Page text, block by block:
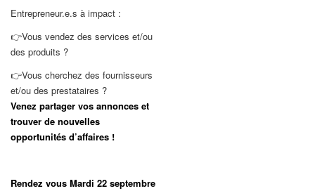
Entrepreneur.e.s à impact :
👉Vous vendez des services et/ou
des produits ?
👉Vous cherchez des fournisseurs
et/ou des prestataires ?
Venez partager vos annonces et
trouver de nouvelles
opportunités d’affaires !
Rendez vous Mardi 22 septembre